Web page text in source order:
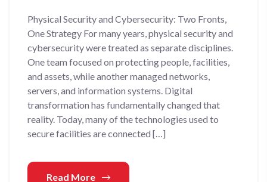
Physical Security and Cybersecurity: Two Fronts,
One Strategy For many years, physical security and
cybersecurity were treated as separate disciplines.
One team focused on protecting people, facilities,
and assets, while another managed networks,
servers, and information systems. Digital
transformation has fundamentally changed that
reality. Today, many of the technologies used to
secure facilities are connected […]
Read More